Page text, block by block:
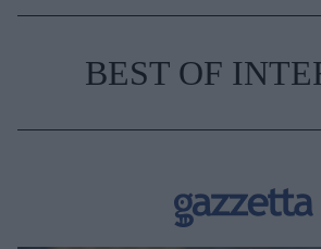
BEST OF